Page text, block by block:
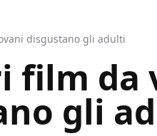
disgustano gli adulti
film da
gli